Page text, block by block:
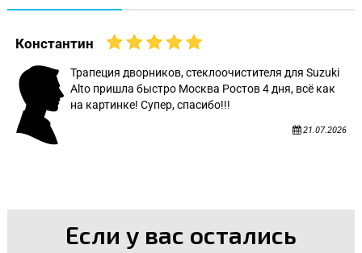
Константин
Трапеция дворников, стеклоочистителя для Suzuki
Alto пришла быстро Москва Ростов 4 дня, всё как
на картинке! Супер, спасибо!!!
21.07.2026
Если у вас остались